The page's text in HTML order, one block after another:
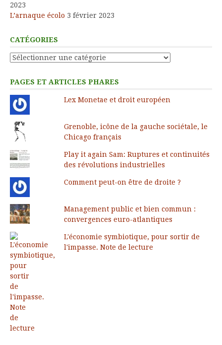
2023
L’arnaque écolo 3 février 2023
CATÉGORIES
Catégories
PAGES ET ARTICLES PHARES
Lex Monetae et droit européen
Grenoble, icône de la gauche sociétale, le
Chicago français
Play it again Sam: Ruptures et continuités
des révolutions industrielles
Comment peut-on être de droite ?
Management public et bien commun :
convergences euro-atlantiques
L'économie symbiotique, pour sortir de
l'impasse. Note de lecture